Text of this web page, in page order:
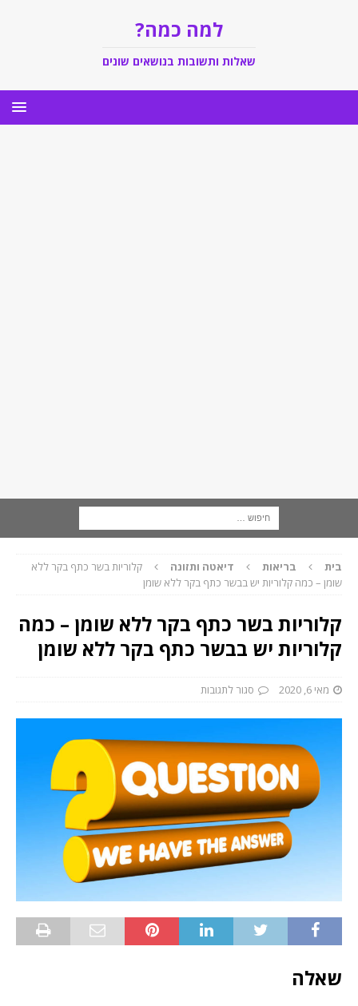
למה כמה?
שאלות ותשובות בנושאים שונים
בית בריאות דיאטה ותזונה
קלוריות בשר כתף בקר ללא
שומן – כמה קלוריות יש בבשר כתף בקר ללא שומן
קלוריות בשר כתף בקר ללא שומן – כמה
קלוריות יש בבשר כתף בקר ללא שומן
מאי 6, 2020 סגור לתגובות
שאלה